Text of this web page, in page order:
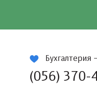
Бухгалтерия
(056) 370-